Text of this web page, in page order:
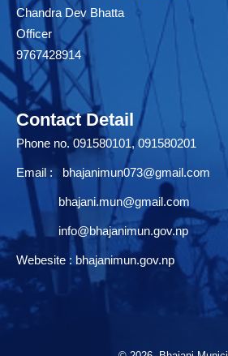
Chandra Dev Bhatta
Officer
9767428914
Contact Detail
Phone no. 091580101, 091580201
Email : bhajanimun073@gmail.com
bhajani.mun@gmail.com
info@bhajanimun.gov.np
Webesite : bhajanimun.gov.np